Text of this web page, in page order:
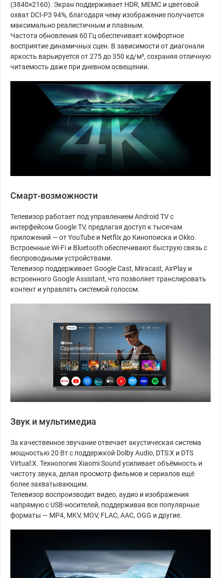
(3840×2160). Экран поддерживает HDR, MEMC и цветовой
охват DCI-P3 94%, благодаря чему изображение получается
максимально реалистичным и плавным.
Частота обновления 60 Гц обеспечивает комфортное
восприятие динамичных сцен. В зависимости от диагонали
яркость варьируется от 275 до 350 кд/м², сохраняя отличную
читаемость даже при дневном освещении.
Смарт-возможности
Телевизор работает под управлением Android TV с
интерфейсом Google TV, предлагая доступ к тысячам
приложений — от YouTube и Netflix до Кинопоиска и Okko.
Встроенные Wi-Fi и Bluetooth обеспечивают быструю связь с
беспроводными устройствами.
Телевизор поддерживает Google Cast, Miracast, AirPlay и
встроенного Google Assistant, что позволяет транслировать
контент и управлять системой голосом.
Звук и мультимедиа
За качественное звучание отвечает акустическая система
мощностью 20 Вт с поддержкой Dolby Audio, DTS:X и DTS
Virtual:X. Технология Xiaomi Sound усиливает объёмность и
чистоту звука, делая просмотр фильмов и сериалов ещё
более захватывающим.
Телевизор воспроизводит видео, аудио и изображения
напрямую с USB-носителей, поддерживая все популярные
форматы — MP4, MKV, MOV, FLAC, AAC, OGG и другие.